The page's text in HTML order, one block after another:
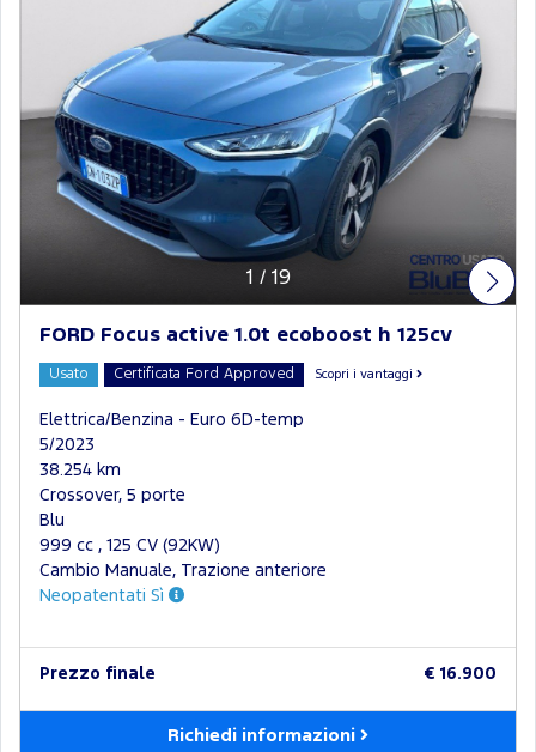
1 / 19
FORD Focus active 1.0t ecoboost h 125cv
Usato Certificata Ford Approved Scopri i vantaggi
Elettrica/Benzina - Euro 6D-temp
5/2023
38.254 km
Crossover, 5 porte
Blu
999 cc , 125 CV (92KW)
Cambio Manuale, Trazione anteriore
Neopatentati Sì
Prezzo finale € 16.900
Richiedi informazioni